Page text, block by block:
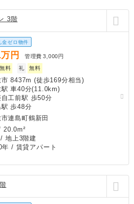
3階
金ゼロ物件
万円 管理費 3,000円
無料 礼 無料
市 8437m (徒歩169分相当)
駅 車40分(11.0km)
自工前駅 歩50分
駅 歩48分
連島町鶴新田
20.0m²
地上3階建
年 / 賃貸アパート